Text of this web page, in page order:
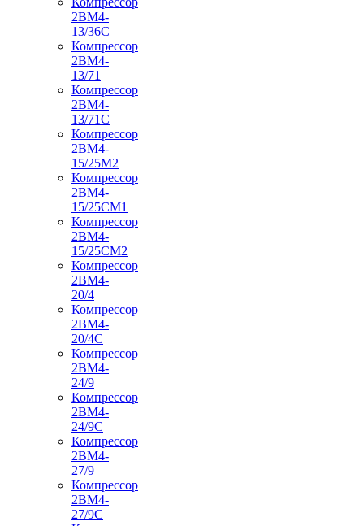
2ВМ4-
13/36С
Компрессор
2ВМ4-
13/71
Компрессор
2ВМ4-
13/71С
Компрессор
2ВМ4-
15/25М2
Компрессор
2ВМ4-
15/25СМ1
Компрессор
2ВМ4-
15/25СМ2
Компрессор
2ВМ4-
20/4
Компрессор
2ВМ4-
20/4С
Компрессор
2ВМ4-
24/9
Компрессор
2ВМ4-
24/9С
Компрессор
2ВМ4-
27/9
Компрессор
2ВМ4-
27/9С